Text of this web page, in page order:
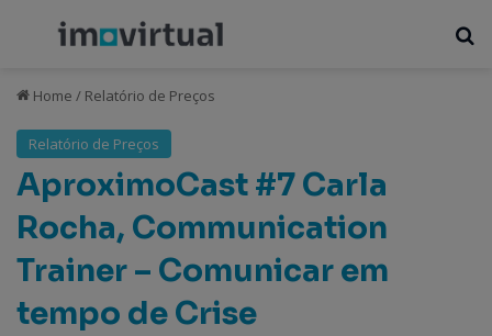
Menu
Home / Relatório de Preços
Relatório de Preços
AproximoCast #7 Carla
Rocha, Communication
Trainer – Comunicar em
tempo de Crise